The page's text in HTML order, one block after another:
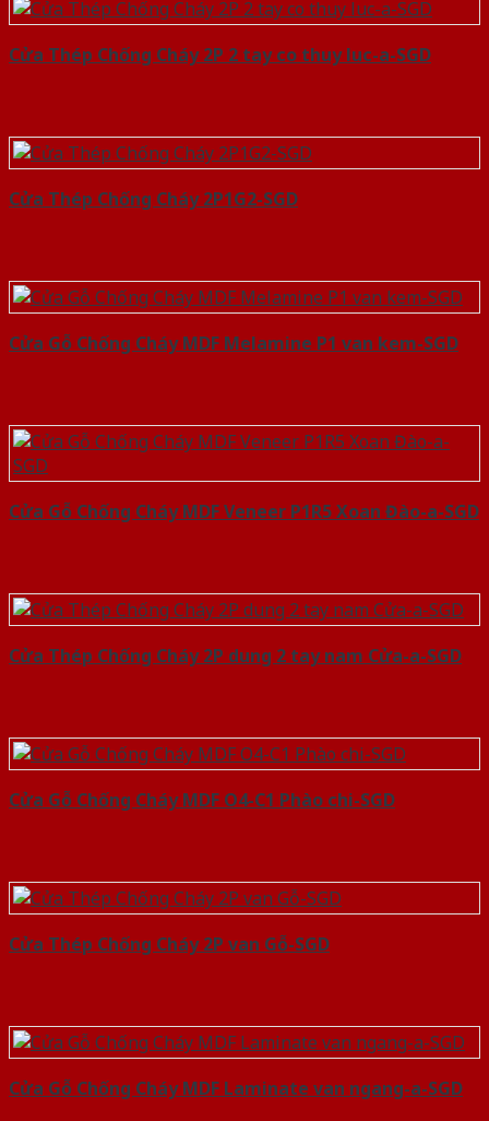
Cửa Thép Chống Cháy 2P 2 tay co thuy luc-a-SGD
Cửa Thép Chống Cháy 2P1G2-SGD
Cửa Gỗ Chống Cháy MDF Melamine P1 van kem-SGD
Cửa Gỗ Chống Cháy MDF Veneer P1R5 Xoan Đào-a-SGD
Cửa Thép Chống Cháy 2P dung 2 tay nam Cửa-a-SGD
Cửa Gỗ Chống Cháy MDF O4-C1 Phào chi-SGD
Cửa Thép Chống Cháy 2P van Gỗ-SGD
Cửa Gỗ Chống Cháy MDF Laminate van ngang-a-SGD